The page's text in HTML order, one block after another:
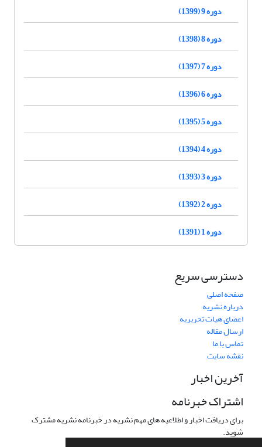
دوره 9 (1399)
دوره 8 (1398)
دوره 7 (1397)
دوره 6 (1396)
دوره 5 (1395)
دوره 4 (1394)
دوره 3 (1393)
دوره 2 (1392)
دوره 1 (1391)
دسترسی سریع
صفحه اصلی
درباره نشریه
اعضای هیات تحریریه
ارسال مقاله
تماس با ما
نقشه سایت
آخرین اخبار
اشتراک خبرنامه
برای دریافت اخبار و اطلاعیه های مهم نشریه در خبرنامه نشریه مشترک
شوید.